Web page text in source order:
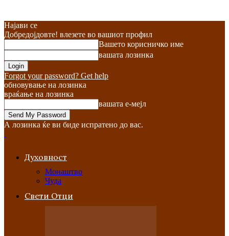
Најави се
Добредојдовте! влезете во вашиот профил
Вашето корисничко име
вашата лозинка
Forgot your password? Get help
обновување на лозинка
враќање на лозинка
вашата е-мејл
А лозинка ќе ви биде испратено до вас.
Духовност
Монаштво
Чуда
Свети Отци